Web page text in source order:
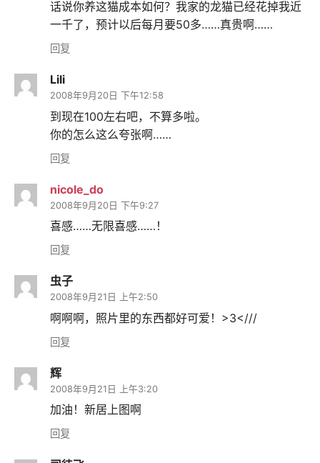
话说你养这猫成本如何？我家的龙猫已经花掉我近
一千了，预计以后每月要50多……真贵啊……
回复
Lili
2008年9月20日 下午12:58
到现在100左右吧，不算多啦。
你的怎么这么夸张啊……
回复
nicole_do
2008年9月20日 下午9:27
喜感……无限喜感……！
回复
虫子
2008年9月21日 上午2:50
啊啊啊，照片里的东西都好可爱！>3<///
回复
辉
2008年9月21日 上午3:20
加油！新居上图啊
回复